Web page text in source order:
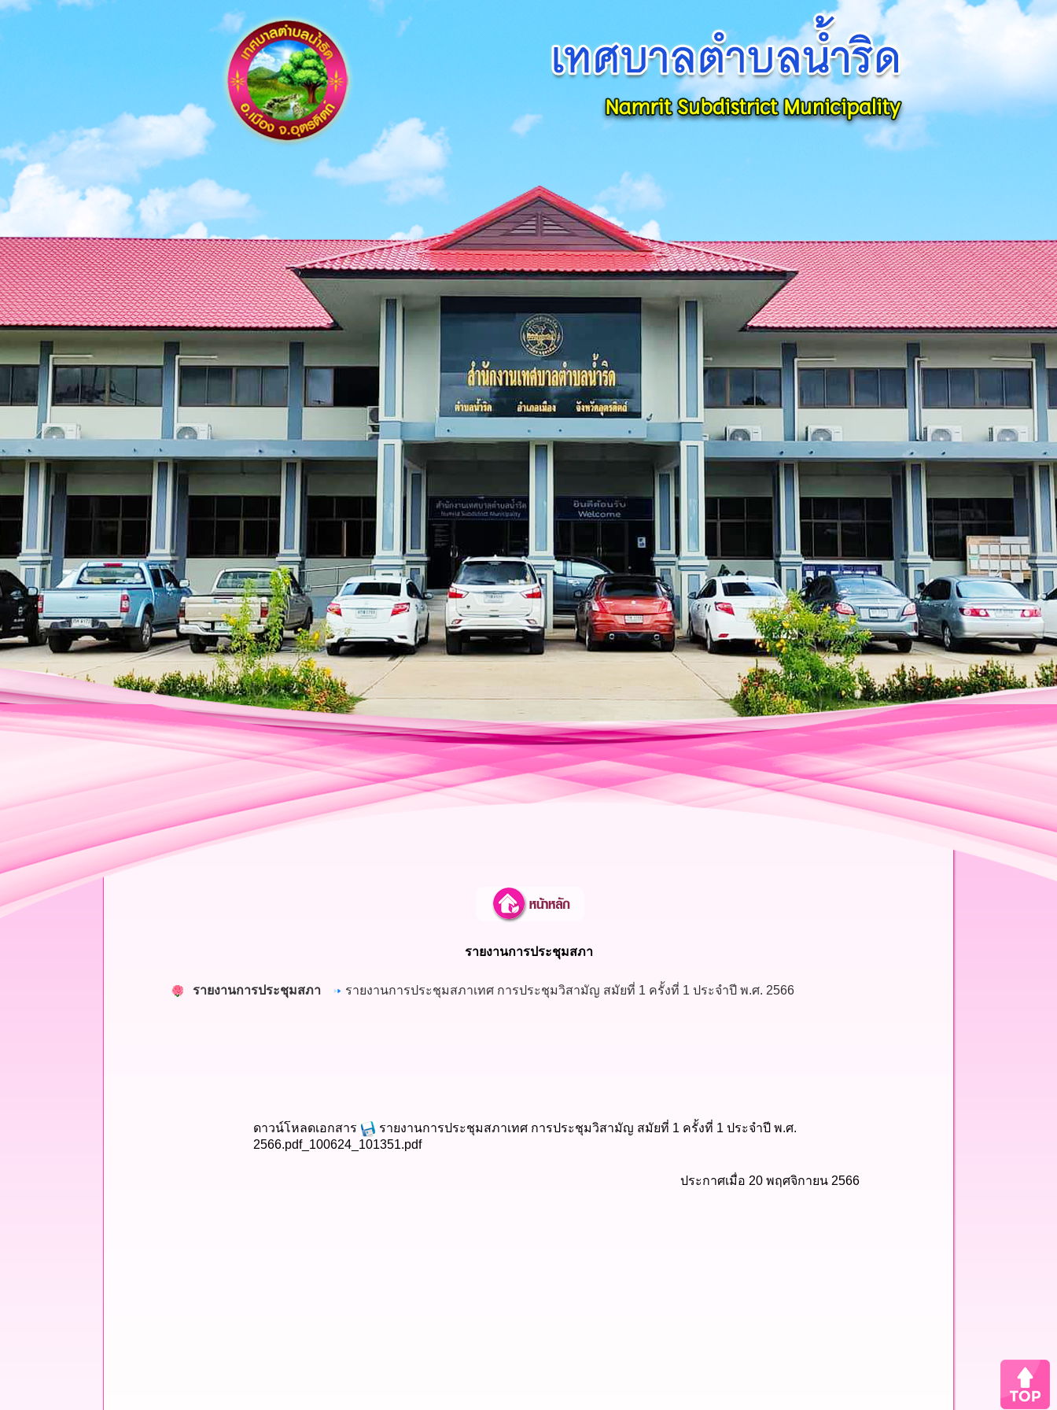
รายงานการประชุมสภา
รายงานการประชุมสภา รายงานการประชุมสภาเทศ การประชุมวิสามัญ สมัยที่ 1 ครั้งที่ 1 ประจำปี พ.ศ. 2566
ดาวน์โหลดเอกสาร
รายงานการประชุมสภาเทศ การประชุมวิสามัญ สมัยที่ 1 ครั้งที่ 1 ประจำปี พ.ศ.
2566.pdf_100624_101351.pdf
ประกาศเมื่อ 20 พฤศจิกายน 2566